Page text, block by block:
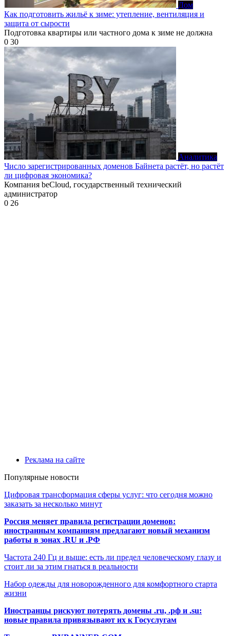
Дом
Как подготовить жильё к зиме: утепление, вентиляция и
защита от сырости
Подготовка квартиры или частного дома к зиме не должна
0 30
Аналитика
Число зарегистрированных доменов Байнета растёт, но растёт
ли цифровая экономика?
Компания beCloud, государственный технический
администратор
0 26
Реклама на сайте
Популярные новости
Цифровая трансформация сферы услуг: что сегодня можно
заказать за несколько минут
Россия меняет правила регистрации доменов:
иностранным компаниям предлагают новый механизм
работы в зонах .RU и .РФ
Частота 240 Гц и выше: есть ли предел человеческому глазу и
стоит ли за этим гнаться в реальности
Набор одежды для новорожденного для комфортного старта
жизни
Иностранцы рискуют потерять домены .ru, .рф и .su:
новые правила привязывают их к Госуслугам